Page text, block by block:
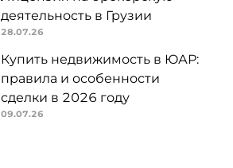
деятельность в Грузии
28.07.26
Купить недвижимость в ЮАР:
правила и особенности
сделки в 2026 году
09.07.26